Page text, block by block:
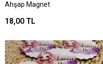
Ahşap Magnet
18,00 TL